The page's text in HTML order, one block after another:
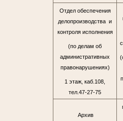
Отдел обеспечения
делопроизводства и
контроля исполнения
(по делам об
административных
правонарушениях)
1 этаж, каб.108,
тел.47-27-75
Архив